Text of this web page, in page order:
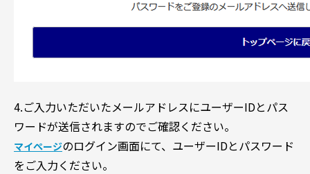
4.ご入力いただいたメールアドレスにユーザーIDとパス
ワードが送信されますのでご確認ください。
マイぺージのログイン画面にて、ユーザーIDとパスワード
をご入力ください。